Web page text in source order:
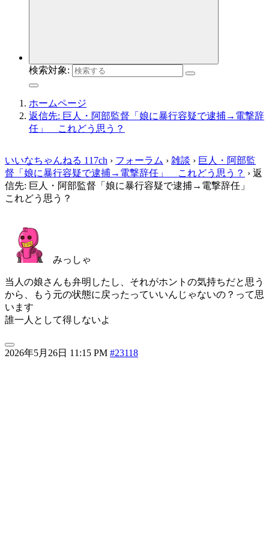
検索対象:
ホームページ
返信先: 巨人・阿部監督「娘に暴行容疑で逮捕→電撃辞
任」 これどう思う？
いいなちゃんねる 117ch › フォーラム › 雑談 › 巨人・阿部監
督「娘に暴行容疑で逮捕→電撃辞任」 これどう思う？ › 返
信先: 巨人・阿部監督「娘に暴行容疑で逮捕→電撃辞任」
これどう思う？
2026年5月26日 11:15 PM #23118
みっしゃ
当人の娘さんも弁明したし、それがホントの気持ちだと思う
から、もう元の状態に戻ったっていいんじゃないの？って思
います
誰一人として得しないよ